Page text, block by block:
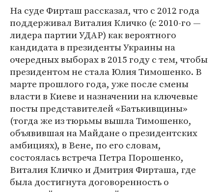
На суде Фирташ рассказал, что с 2012 года
поддерживал Виталия Кличко (с 2010-го —
лидера партии УДАР) как вероятного
кандидата в президенты Украины на
очередных выборах в 2015 году с тем, чтобы
президентом не стала Юлия Тимошенко. В
марте прошлого года, уже после смены
власти в Киеве и назначении на ключевые
посты представителей «Батькивщины»
(тогда же из тюрьмы вышла Тимошенко,
объявившая на Майдане о президентских
амбициях), в Вене, по его словам,
состоялась встреча Петра Порошенко,
Виталия Кличко и Дмитрия Фирташа, где
была достигнута договоренность о